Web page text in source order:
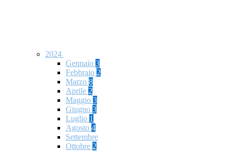
2024
Gennaio 3
Febbraio 2
Marzo 8
Aprile 2
Maggio 3
Giugno 3
Luglio 1
Agosto 4
Settembre
Ottobre 2